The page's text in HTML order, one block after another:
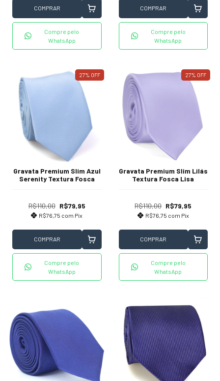
COMPRAR
Compre pelo
WhatsApp
COMPRAR
Compre pelo
WhatsApp
27% OFF
Gravata Premium Slim Azul
Serenity Textura Fosca
R$110,00 R$79,95
R$76,75 com Pix
COMPRAR
Compre pelo
WhatsApp
27% OFF
Gravata Premium Slim Lilás
Textura Fosca Lisa
R$110,00 R$79,95
R$76,75 com Pix
COMPRAR
Compre pelo
WhatsApp